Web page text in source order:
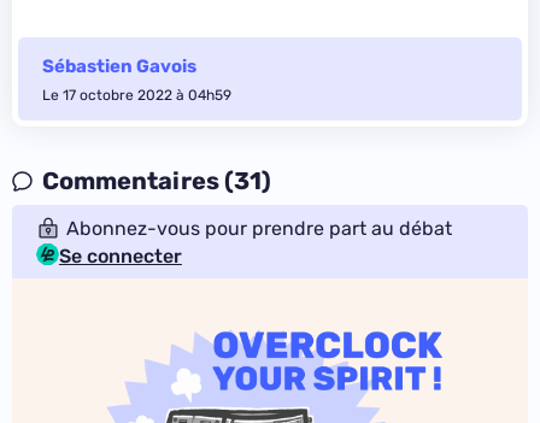
Sébastien Gavois
Le 17 octobre 2022 à 04h59
Commentaires (31)
Abonnez-vous pour prendre part au débat
Se connecter